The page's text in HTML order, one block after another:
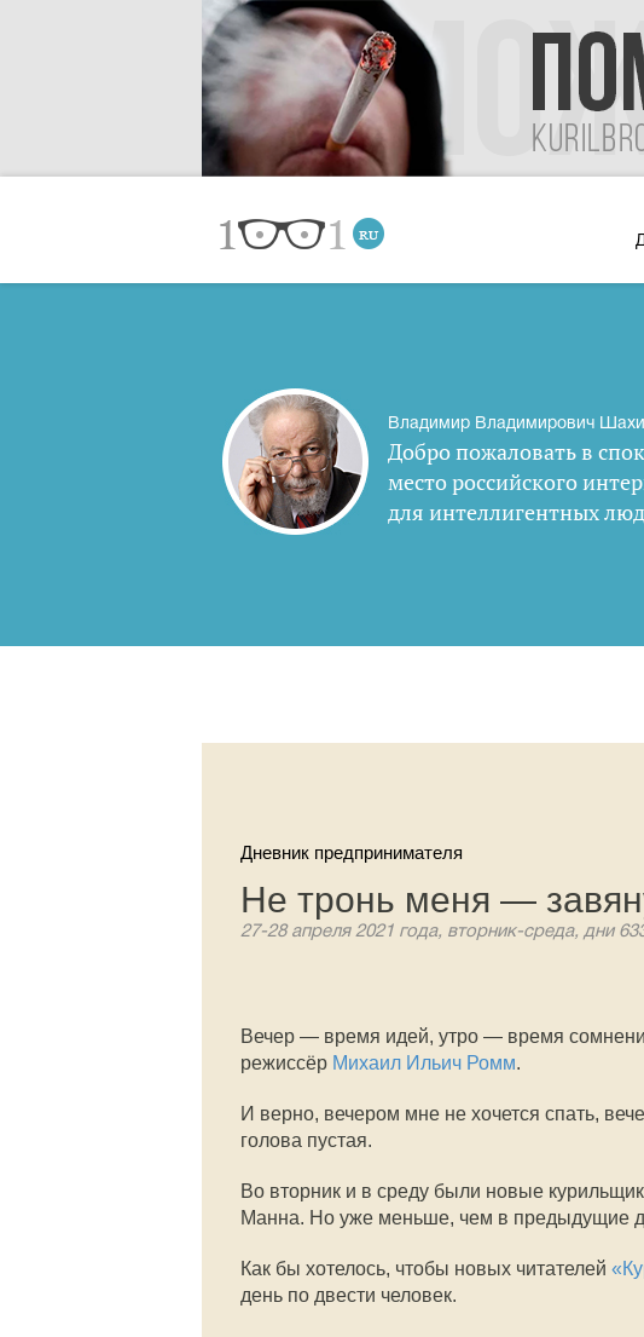
Владимир Владимирович
Добро пожаловать в
место российского
для интеллигентных
Дневник предпринимателя
Не тронь меня —
27-28 апреля 2021 года, вторник-среда, дни
Вечер — время идей, утро — время
режиссёр Михаил Ильич Ромм.
И верно, вечером мне не хочется спать,
голова пустая.
Во вторник и в среду были новые
Манна. Но уже меньше, чем в предыдущие
Как бы хотелось, чтобы новых читателей
день по двести человек.